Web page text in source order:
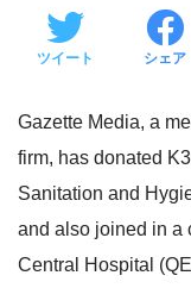
ツイート シェア
Gazette Media, a
firm, has donated
Sanitation and
and also joined in a
Central Hospital